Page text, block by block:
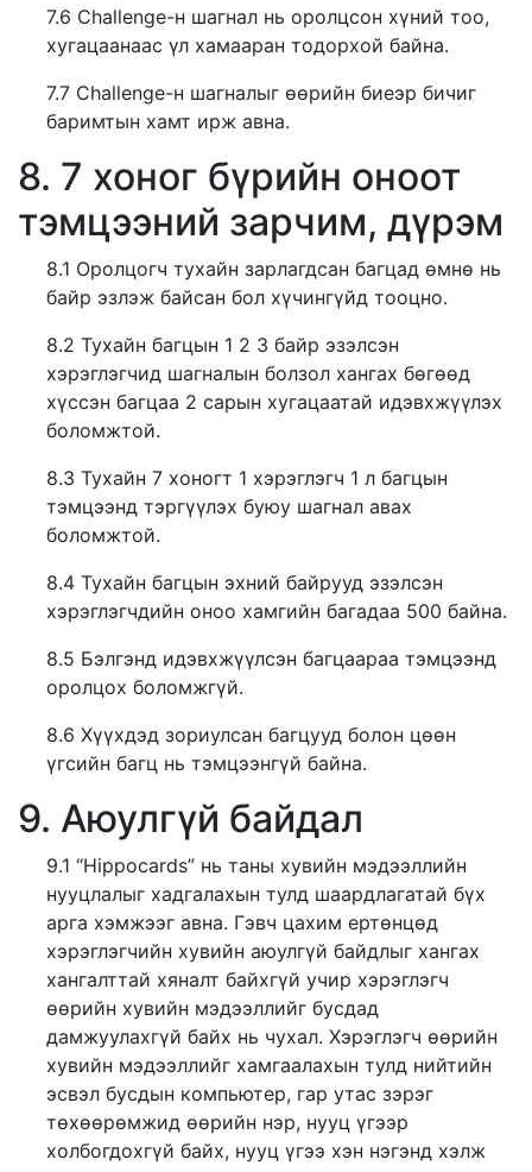
7.6 Challenge-н шагнал нь оролцсон хүний тоо,
хугацаанаас үл хамааран тодорхой байна.
7.7 Challenge-н шагналыг өөрийн биеэр бичиг
баримтын хамт ирж авна.
8. 7 хоног бүрийн оноот
тэмцээний зарчим, дүрэм
8.1 Оролцогч тухайн зарлагдсан багцад өмнө нь
байр эзлэж байсан бол хүчингүйд тооцно.
8.2 Тухайн багцын 1 2 3 байр эзэлсэн
хэрэглэгчид шагналын болзол хангах бөгөөд
хүссэн багцаа 2 сарын хугацаатай идэвхжүүлэх
боломжтой.
8.3 Тухайн 7 хоногт 1 хэрэглэгч 1 л багцын
тэмцээнд тэргүүлэх буюу шагнал авах
боломжтой.
8.4 Тухайн багцын эхний байрууд эзэлсэн
хэрэглэгчдийн оноо хамгийн багадаа 500 байна.
8.5 Бэлгэнд идэвхжүүлсэн багцаараа тэмцээнд
оролцох боломжгүй.
8.6 Хүүхдэд зориулсан багцууд болон цөөн
үгсийн багц нь тэмцээнгүй байна.
9. Аюулгүй байдал
9.1 “Hippocards” нь таны хувийн мэдээллийн
нууцлалыг хадгалахын тулд шаардлагатай бүх
арга хэмжээг авна. Гэвч цахим ертөнцөд
хэрэглэгчийн хувийн аюулгүй байдлыг хангах
хангалттай хяналт байхгүй учир хэрэглэгч
өөрийн хувийн мэдээллийг бусдад
дамжуулахгүй байх нь чухал. Хэрэглэгч өөрийн
хувийн мэдээллийг хамгаалахын тулд нийтийн
эсвэл бусдын компьютер, гар утас зэрэг
төхөөрөмжид өөрийн нэр, нууц үгээр
холбогдохгүй байх, нууц үгээ хэн нэгэнд хэлж